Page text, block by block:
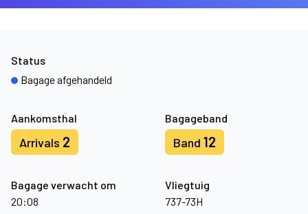
Aankomsthal
Arrivals 2
Bagageband
Band 12
Bagage verwacht om
20:08
Vliegtuig
737-73H
Status
Bagage afgehandeld